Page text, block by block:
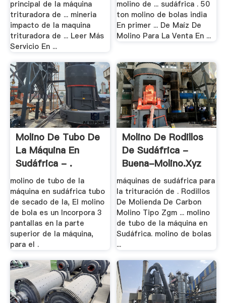
principal de la máquina
trituradora de ... mineria
impacto de la maquina
trituradora de ... Leer Más
Servicio En ...
molino de ... sudáfrica . 50
ton molino de bolas india
En primer ... De Maíz De
Molino Para La Venta En ...
Molino De Tubo De
La Máquina En
Sudáfrica - .
molino de tubo de la
máquina en sudáfrica tubo
de secado de la, El molino
de bola es un Incorpora 3
pantallas en la parte
superior de la máquina,
para el .
Molino De Rodillos
De Sudáfrica -
Buena-Molino.xyz
máquinas de sudáfrica para
la trituración de . Rodillos
De Molienda De Carbon
Molino Tipo Zgm ... molino
de tubo de la máquina en
Sudáfrica. molino de bolas
...